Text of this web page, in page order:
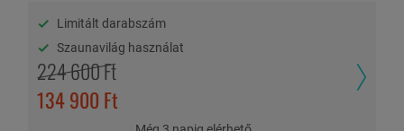
Az ajánlat lefoglalása után a teljes vételárat azonnal ki kell fizetni.
Fizetési lehetőségek:
Limitált darabszám
Szaunavilág használat
224 600 Ft
134 900 Ft